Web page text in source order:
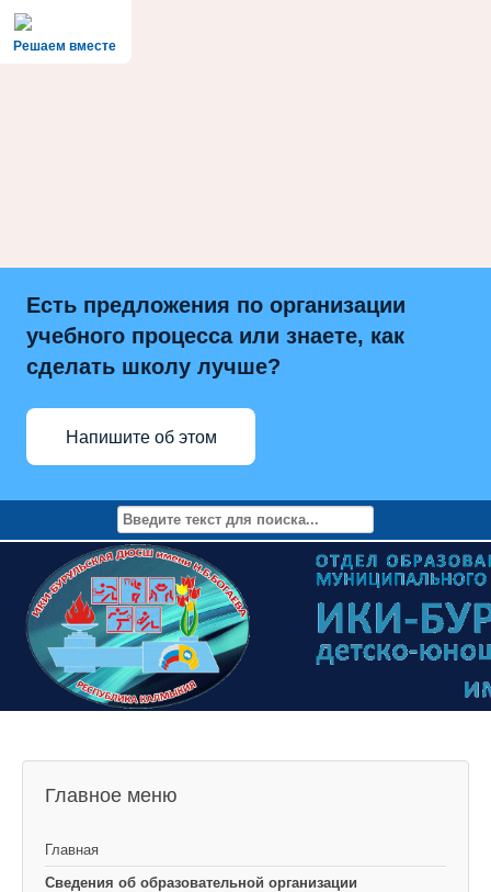
Решаем вместе
Есть предложения по организации
учебного процесса или знаете, как
сделать школу лучше?
Напишите об этом
Главное меню
Главная
Сведения об образовательной организации